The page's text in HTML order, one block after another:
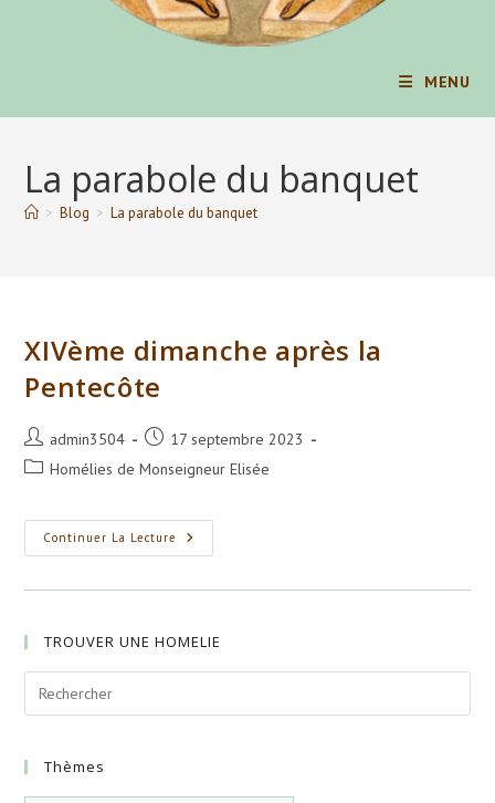
MENU
La parabole du banquet
> Blog > La parabole du banquet
XIVème dimanche après la
Pentecôte
Auteur/autrice
de
admin3504
Publication
publiée :
17 septembre 2023
PostHomélies de Monseigneur Elisée
Continuer La Lecture XIVème
Dimanche
La
TROUVER UNE HOMELIE
Thèmes